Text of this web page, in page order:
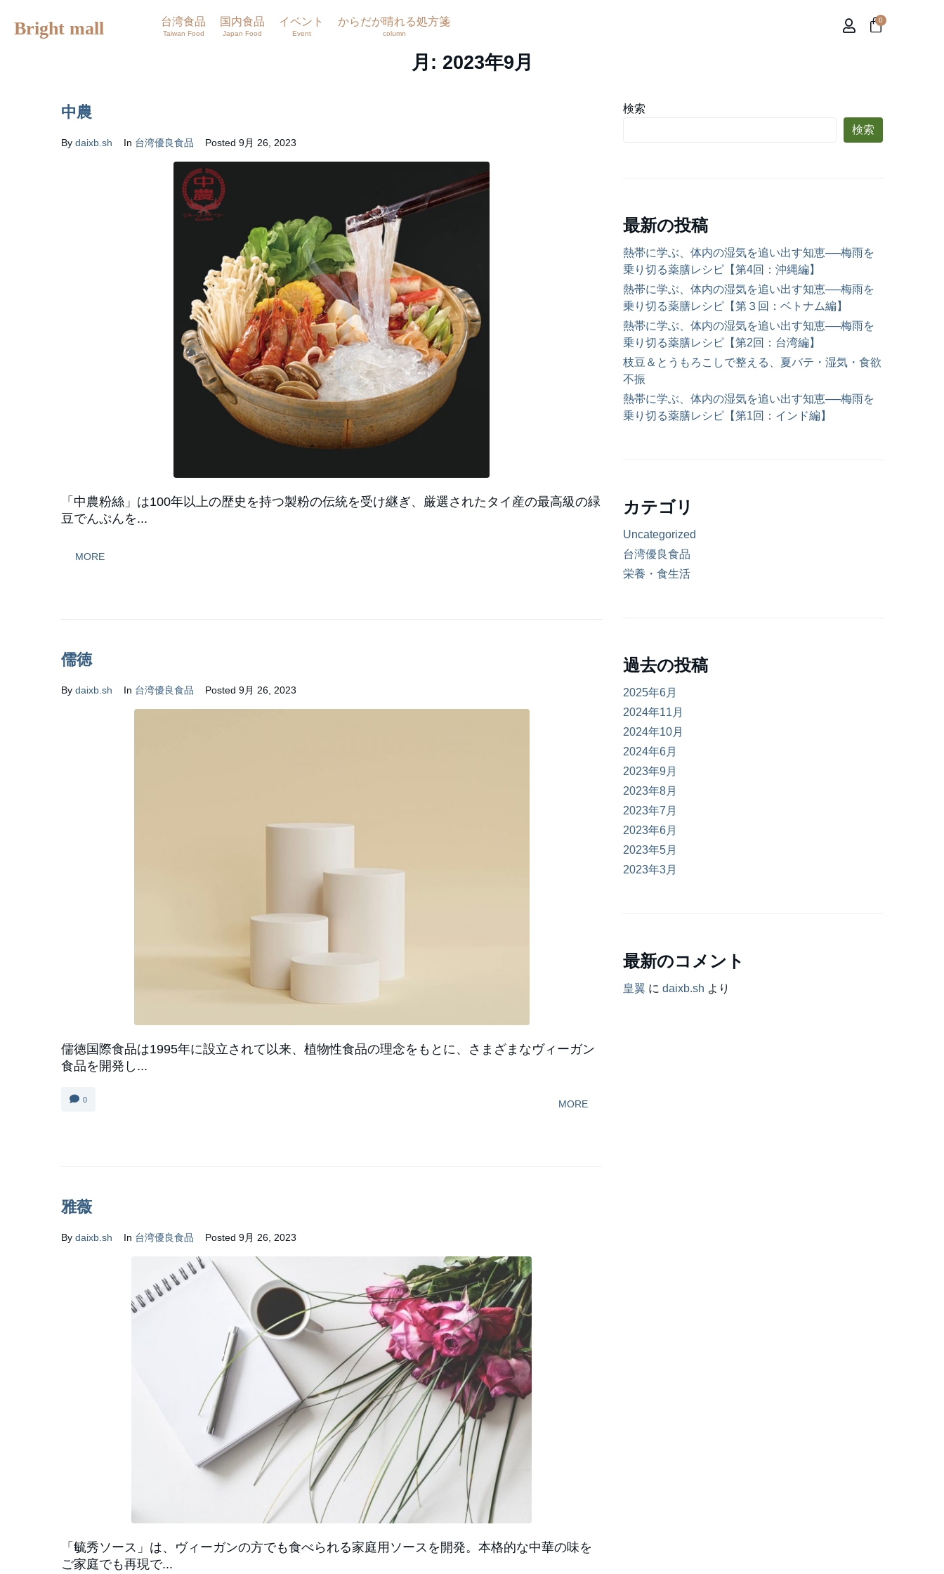
Bright mall 台湾食品
Taiwan Food
国内食品
Japan Food
イベント
Event
からだが晴れる処方箋
column
0
月: 2023年9月
中農
By daixb.sh In 台湾優良食品 Posted 9月 26, 2023
「中農粉絲」は100年以上の歴史を持つ製粉の伝統を受け継ぎ、厳選されたタイ産の最高級の緑
豆でんぷんを...
MORE
儒徳
By daixb.sh In 台湾優良食品 Posted 9月 26, 2023
儒徳国際食品は1995年に設立されて以来、植物性食品の理念をもとに、さまざまなヴィーガン
食品を開発し...
0 MORE
雅薇
By daixb.sh In 台湾優良食品 Posted 9月 26, 2023
「毓秀ソース」は、ヴィーガンの方でも食べられる家庭用ソースを開発。本格的な中華の味を
ご家庭でも再現で...
検索
検索
最新の投稿
熱帯に学ぶ、体内の湿気を追い出す知恵──梅雨を
乗り切る薬膳レシピ【第4回：沖縄編】
熱帯に学ぶ、体内の湿気を追い出す知恵──梅雨を
乗り切る薬膳レシピ【第３回：ベトナム編】
熱帯に学ぶ、体内の湿気を追い出す知恵──梅雨を
乗り切る薬膳レシピ【第2回：台湾編】
枝豆＆とうもろこしで整える、夏バテ・湿気・食欲
不振
熱帯に学ぶ、体内の湿気を追い出す知恵──梅雨を
乗り切る薬膳レシピ【第1回：インド編】
カテゴリ
Uncategorized
台湾優良食品
栄養・食生活
過去の投稿
2025年6月
2024年11月
2024年10月
2024年6月
2023年9月
2023年8月
2023年7月
2023年6月
2023年5月
2023年3月
最新のコメント
皇翼 に daixb.sh より